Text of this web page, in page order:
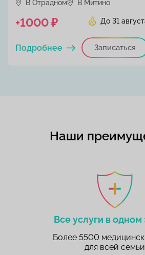
В Отрадном В Митино
До 31
+1000 ₽
Записаться
Подробнее
Наши
Все услуги в одном
Более 5500
для всей семьи